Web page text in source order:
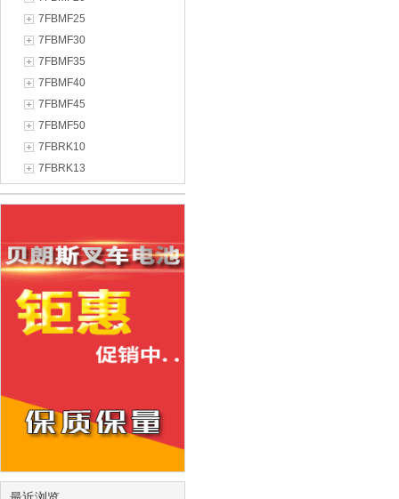
7FBMF25
7FBMF30
7FBMF35
7FBMF40
7FBMF45
7FBMF50
7FBRK10
7FBRK13